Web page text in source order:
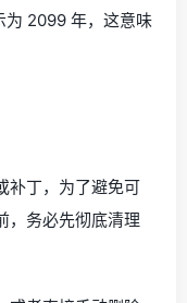
为 2099 年，这意味
补丁，为了避免可
，务必先彻底清理